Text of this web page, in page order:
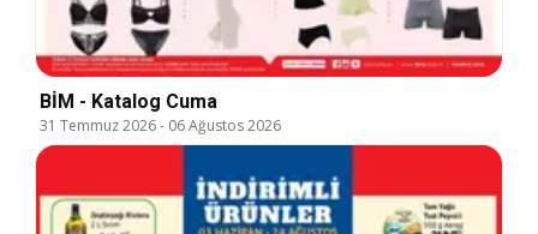
BİM - Katalog Cuma
31 Temmuz 2026- 06 Ağustos 2026